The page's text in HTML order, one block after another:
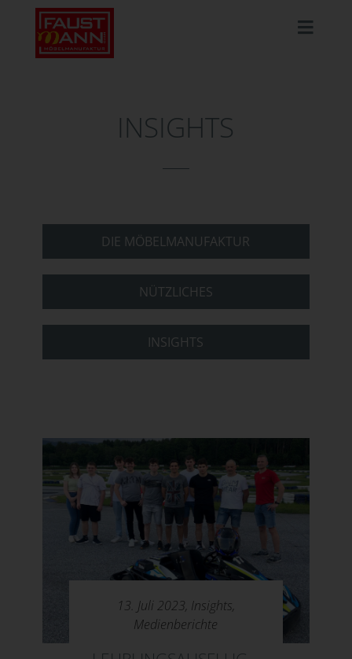
INSIGHTS
DIE MÖBELMANUFAKTUR
NÜTZLICHES
INSIGHTS
13. Juli 2023, Insights,
Medienberichte